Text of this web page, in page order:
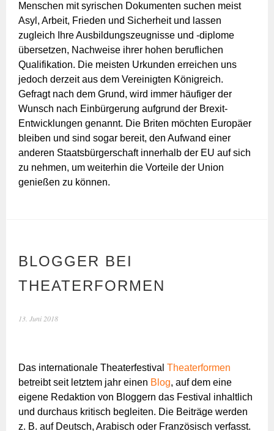
Menschen mit syrischen Dokumenten suchen meist
Asyl, Arbeit, Frieden und Sicherheit und lassen
zugleich Ihre Ausbildungszeugnisse und -diplome
übersetzen, Nachweise ihrer hohen beruflichen
Qualifikation. Die meisten Urkunden erreichen uns
jedoch derzeit aus dem Vereinigten Königreich.
Gefragt nach dem Grund, wird immer häufiger der
Wunsch nach Einbürgerung aufgrund der Brexit-
Entwicklungen genannt. Die Briten möchten Europäer
bleiben und sind sogar bereit, den Aufwand einer
anderen Staatsbürgerschaft innerhalb der EU auf sich
zu nehmen, um weiterhin die Vorteile der Union
genießen zu können.
BLOGGER BEI
THEATERFORMEN
13. Juni 2018
Das internationale TheaterfestivalTheaterformen
betreibt seit letztem jahr einen Blog, auf dem eine
eigene Redaktion von Bloggern das Festival inhaltlich
und durchaus kritisch begleiten. Die Beiträge werden
z. B. auf Deutsch, Arabisch oder Französisch verfasst.